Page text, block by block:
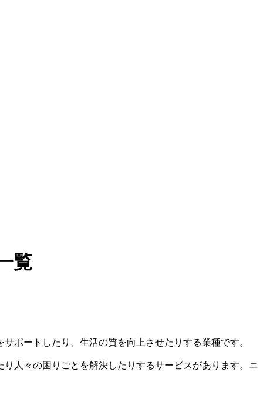
覧
ポートしたり、生活の質を向上させたりする業種です。
人々の困りごとを解決したりするサービスがあります。ニ